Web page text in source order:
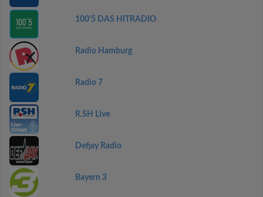
100'5 DAS HITRADIO
Radio Hamburg
Radio 7
R.SH Live
Defjay Radio
Bayern 3